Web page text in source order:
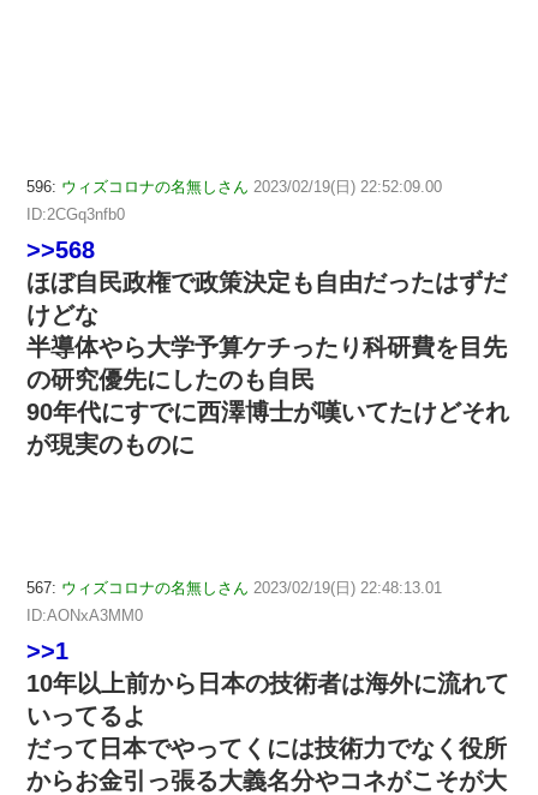
596: ウィズコロナの名無しさん 2023/02/19(日) 22:52:09.00
ID:2CGq3nfb0
>>568
ほぼ自民政権で政策決定も自由だったはずだ
けどな
半導体やら大学予算ケチったり科研費を目先
の研究優先にしたのも自民
90年代にすでに西澤博士が嘆いてたけどそれ
が現実のものに
567: ウィズコロナの名無しさん 2023/02/19(日) 22:48:13.01
ID:AONxA3MM0
>>1
10年以上前から日本の技術者は海外に流れて
いってるよ
だって日本でやってくには技術力でなく役所
からお金引っ張る大義名分やコネがこそが大